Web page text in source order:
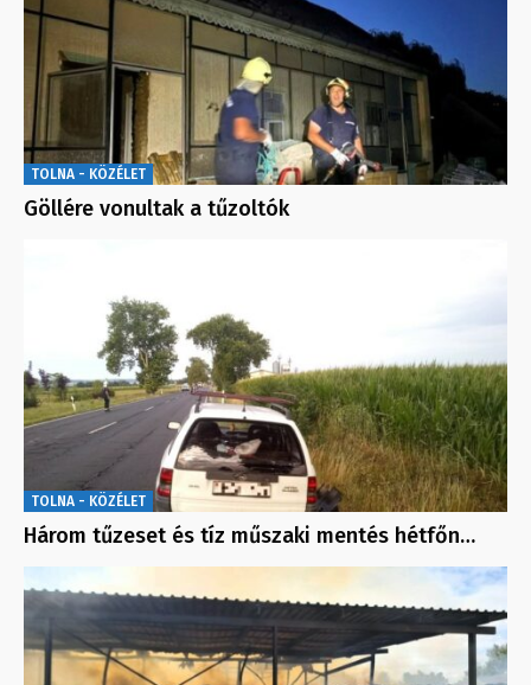
TOLNA - KÖZÉLET
Göllére vonultak a tűzoltók
TOLNA - KÖZÉLET
Három tűzeset és tíz műszaki mentés hétfőn…